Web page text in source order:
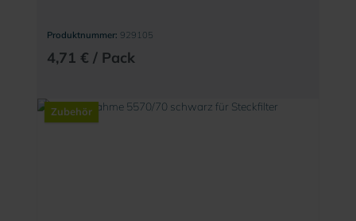
Produktnummer: 929105
4,71 € / Pack
Zubehör